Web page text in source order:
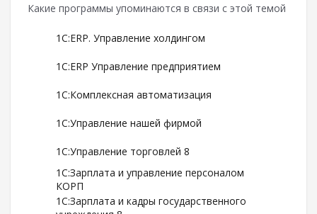
Какие программы упоминаются в связи с этой темой
1С:ERP. Управление холдингом
1С:ERP Управление предприятием
1С:Комплексная автоматизация
1С:Управление нашей фирмой
1С:Управление торговлей 8
1С:Зарплата и управление персоналом
КОРП
1С:Зарплата и кадры государственного